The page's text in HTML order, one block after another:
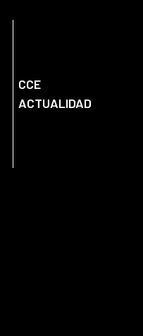
CCE
ACTUALIDAD